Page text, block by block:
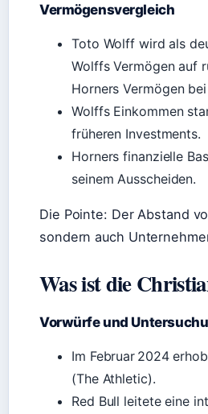
Vermögensvergleich
Toto Wolff wird als
Wolffs Vermögen auf
Horners Vermögen
Wolffs Einkommen
früheren Investments.
Horners finanzielle
seinem Ausscheiden.
Die Pointe: Der Abstand
sondern auch
Was ist die
Vorwürfe und
Im Februar 2024
(The Athletic).
Red Bull leitete eine